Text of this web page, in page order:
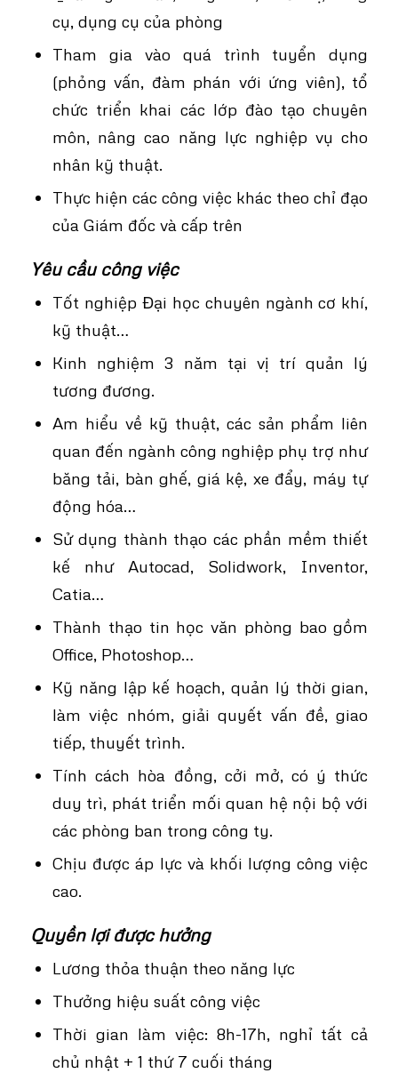
cụ, dụng cụ của phòng
Tham gia vào quá trình tuyển dụng
(phỏng vấn, đàm phán với ứng viên), tổ
chức triển khai các lớp đào tạo chuyên
môn, nâng cao năng lực nghiệp vụ cho
nhân kỹ thuật.
Thực hiện các công việc khác theo chỉ đạo
của Giám đốc và cấp trên
Yêu cầu công việc
Tốt nghiệp Đại học chuyên ngành cơ khí,
kỹ thuật…
Kinh nghiệm 3 năm tại vị trí quản lý
tương đương.
Am hiểu về kỹ thuật, các sản phẩm liên
quan đến ngành công nghiệp phụ trợ như
băng tải, bàn ghế, giá kệ, xe đẩy, máy tự
động hóa…
Sử dụng thành thạo các phần mềm thiết
kế như Autocad, Solidwork, Inventor,
Catia…
Thành thạo tin học văn phòng bao gồm
Office, Photoshop…
Kỹ năng lập kế hoạch, quản lý thời gian,
làm việc nhóm, giải quyết vấn đề, giao
tiếp, thuyết trình.
Tính cách hòa đồng, cởi mở, có ý thức
duy trì, phát triển mối quan hệ nội bộ với
các phòng ban trong công ty.
Chịu được áp lực và khối lượng công việc
cao.
Quyền lợi được hưởng
Lương thỏa thuận theo năng lực
Thưởng hiệu suất công việc
Thời gian làm việc: 8h-17h, nghỉ tất cả
chủ nhật + 1 thứ 7 cuối tháng